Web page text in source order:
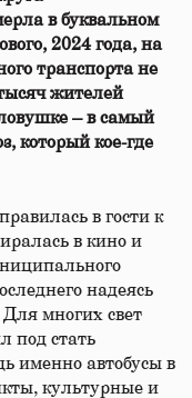
в буквальном
2024 года, на
транспорта не
жителей
– в самый
который кое-где
в гости к
в кино и
надеясь
Для многих свет
под стать
именно автобусы в
культурные и